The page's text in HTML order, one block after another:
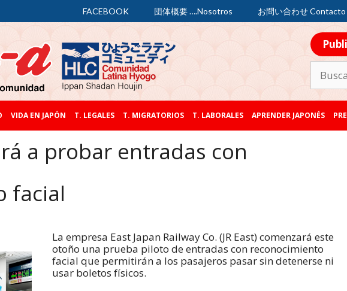
FACEBOOK 団体概要 ….Nosotros お問い合わせ Contacto
VIDA EN JAPÓN T. LEGALES T. MIGRATORIOS T. LABORALES APRENDER JAPONÉS
a probar entradas con
facial
La empresa East Japan Railway Co. (JR East) comenzará este
otoño una prueba piloto de entradas con reconocimiento
facial que permitirán a los pasajeros pasar sin detenerse ni
usar boletos físicos.